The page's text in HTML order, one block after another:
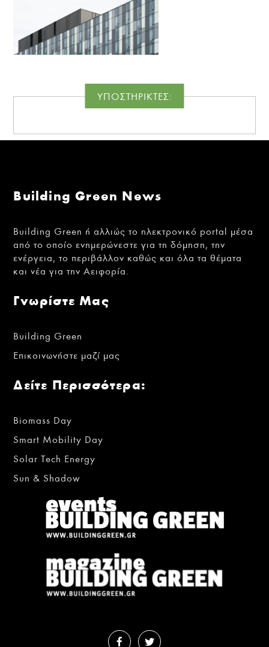
ΥΠΟΣΤΗΡΙΚΤΕΣ:
Building Green News
Building Green ή αλλιώς το ηλεκτρονικό portal μέσα
από το οποίο ενημερώνεστε για τη δόμηση, την
ενέργεια, το περιβάλλον καθώς και όλα τα θέματα
και νέα για την Αειφορία.
Γνωρίστε Μας
Building Green
Επικοινωνήστε μαζί μας
Δείτε Περισσότερα:
Biomass Day
Smart Mobility Day
Solar Tech Energy
Sun & Shadow